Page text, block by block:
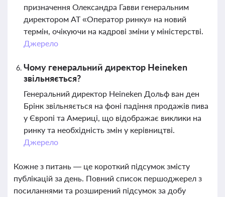
призначення Олександра Гавви генеральним
директором АТ «Оператор ринку» на новий
термін, очікуючи на кадрові зміни у міністерстві.
Джерело
Чому генеральний директор Heineken
звільняється?
Генеральний директор Heineken Дольф ван ден
Брінк звільняється на фоні падіння продажів пива
у Європі та Америці, що відображає виклики на
ринку та необхідність змін у керівництві.
Джерело
Кожне з питань — це короткий підсумок змісту
публікацій за день. Повний список першоджерел з
посиланнями та розширений підсумок за добу